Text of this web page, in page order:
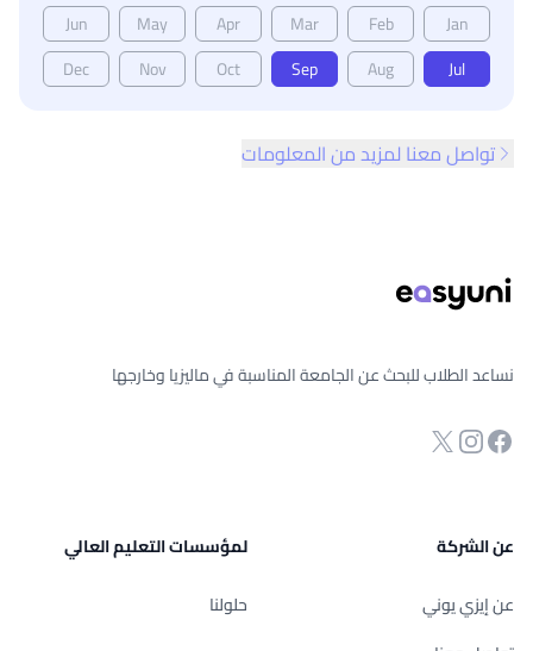
Jan
Feb
Mar
Apr
May
Jun
Jul
Aug
Sep
Oct
Nov
Dec
تواصل معنا لمزيد من المعلومات
نساعد الطلاب للبحث عن الجامعة المناسبة في ماليزيا وخارجها
صفحة الفيسبوك
انستجرام
Twitter
عن الشركة
عن إيزي يوني
لمؤسسات التعليم العالي
حلولنا